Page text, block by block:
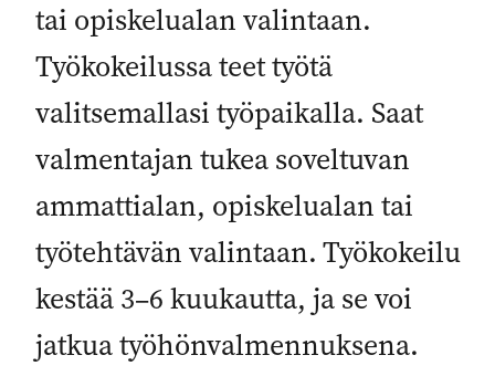
tai opiskelualan valintaan.
Työkokeilussa teet työtä
valitsemallasi työpaikalla. Saat
valmentajan tukea soveltuvan
ammattialan, opiskelualan tai
työtehtävän valintaan. Työkokeilu
kestää 3–6 kuukautta, ja se voi
jatkua työhönvalmennuksena.